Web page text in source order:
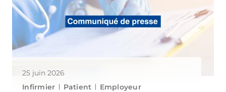
25 juin 2026
Infirmier
Patient Employeur